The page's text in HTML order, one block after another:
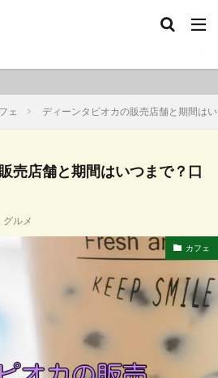
ェ ディーンタピオカの販売店舗と期間は
売店舗と期間はいつまで？口
グルメ
カフェ